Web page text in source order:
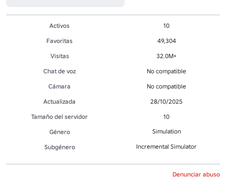
Activos
10
Favoritas
49,304
Visitas
32.0M+
Chat de voz
No compatible
Cámara
No compatible
Actualizada
28/10/2025
Tamaño del servidor
10
Género
Simulation
Subgénero Incremental Simulator
Denunciar abuso